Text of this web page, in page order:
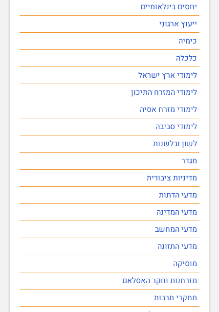
יחסים בינלאומיים
ייעוץ ארגוני
כימיה
כלכלה
לימודי ארץ ישראל
לימודי המזרח התיכון
לימודי מזרח אסיה
לימודי סביבה
לשון ובלשנות
מגדר
מדיניות ציבורית
מדעי הדתות
מדעי המדינה
מדעי המחשב
מדעי התזונה
מוסיקה
מזרחנות וחקר האסלאם
מחקרי תרבות